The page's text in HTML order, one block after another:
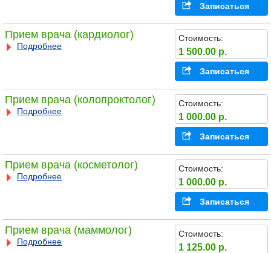
Записаться
Прием врача (кардиолог)
Подробнее
Стоимость:
1 500.00 р.
Записаться
Прием врача (колопроктолог)
Подробнее
Стоимость:
1 000.00 р.
Записаться
Прием врача (косметолог)
Подробнее
Стоимость:
1 000.00 р.
Записаться
Прием врача (маммолог)
Подробнее
Стоимость:
1 125.00 р.